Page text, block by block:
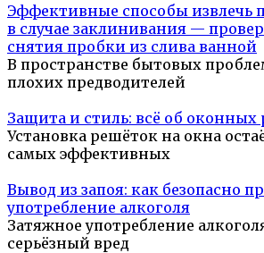
Эффективные способы извлечь
в случае заклинивания —
снятия пробки из слива ванной
В пространстве бытовых
плохих предводителей
Защита и стиль: всё об оконных
Установка решёток на окна
самых эффективных
Вывод из запоя: как безопасно
употребление алкоголя
Затяжное употребление
серьёзный вред